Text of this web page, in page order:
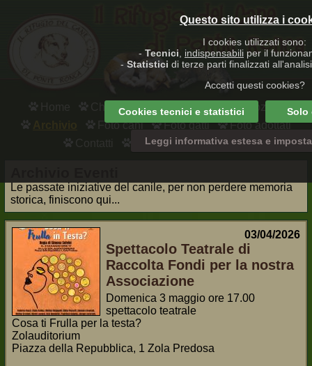
Chi siamo Dove siamo
Adozioni
Foto cani Foto gatti
Foto adottati
Links Area riservata
Le passate iniziative del canile, per non perdere memoria
storica, finiscono qui...
03/04/2026
Spettacolo Teatrale di
Raccolta Fondi per la nostra
Associazione
Domenica 3 maggio ore 17.00
spettacolo teatrale
Cosa ti Frulla per la testa?
Zolauditorium
Piazza della Repubblica, 1 Zola Predosa
Questo sito utilizza i
I cookies utilizzati sono:
- Tecnici indispensabili per il
- Statistici di terze parti finalizzati
Accetti questi cookies?
Cookies tecnici e statistici Solo
Leggi informativa estesa e